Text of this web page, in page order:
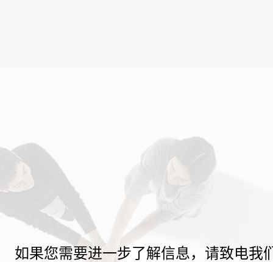
如果您需要进一步了解信息，请致电我